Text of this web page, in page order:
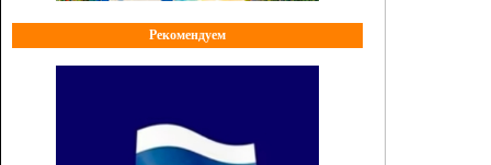
Рекомендуем